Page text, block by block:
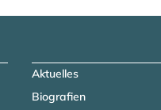
Aktuelles
Biografien